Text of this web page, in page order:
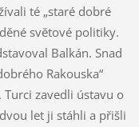
té „staré dobré
světové politiky.
Balkán. Snad
Rakouska“
Turci zavedli ústavu o
let ji stáhli a přišli